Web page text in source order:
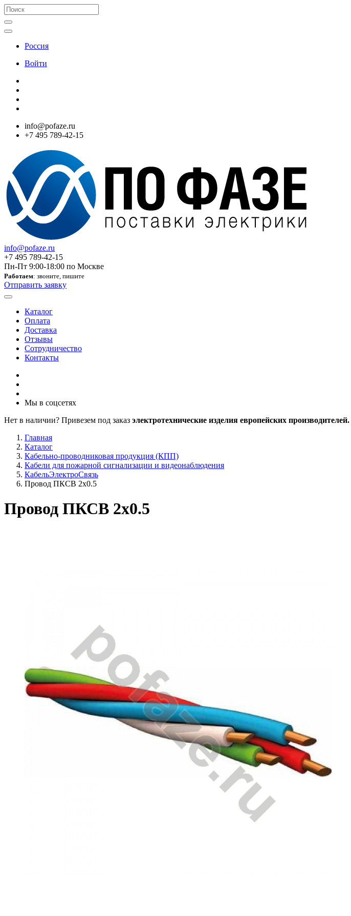
Россия
Войти
info@pofaze.ru
+7 495 789-42-15
info@pofaze.ru
+7 495 789-42-15
Пн-Пт 9:00-18:00 по Москве
Работаем: звоните, пишите
Отправить заявку
Каталог
Оплата
Доставка
Отзывы
Сотрудничество
Контакты
Мы в соцсетях
Нет в наличии? Привезем под заказ электротехнические изделия европейских производителей.
Главная
Каталог
Кабельно-проводниковая продукция (КПП)
Кабели для пожарной сигнализации и видеонаблюдения
КабельЭлектроСвязь
Провод ПКСВ 2х0.5
Провод ПКСВ 2х0.5